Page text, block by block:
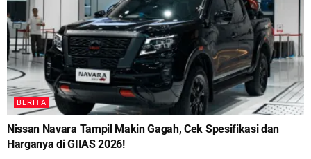
BERITA
Nissan Navara Tampil Makin Gagah, Cek Spesifikasi dan
Harganya di GIIAS 2026!